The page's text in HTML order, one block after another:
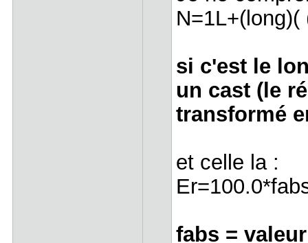
N=1L+(long)(
si c'est le
un cast (le
transformé
et celle la :
fabs =